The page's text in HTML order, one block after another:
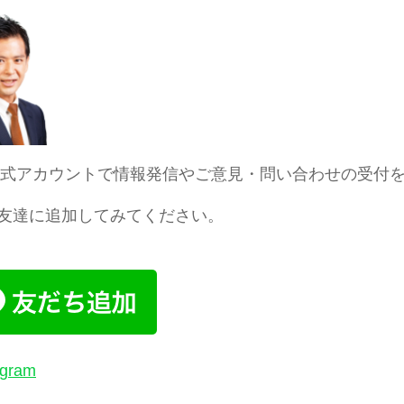
アカウントで情報発信やご意見・問い合わせの受付
達に追加してみてください。